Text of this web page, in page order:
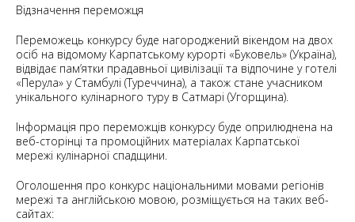
Відзначення переможця
Переможець конкурсу буде нагороджений вікендом на двох
осіб на відомому Карпатському курорті «Буковель» (Україна),
відвідає пам’ятки прадавньої цивілізації та відпочине у готелі
«Перула» у Стамбулі (Туреччина), а також стане учасником
унікального кулінарного туру в Сатмарі (Угорщина).
Інформація про переможців конкурсу буде оприлюднена на
веб-сторінці та промоційних матеріалах Карпатської
мережі кулінарної спадщини.
Оголошення про конкурс національними мовами регіонів
мережі та англійською мовою, розміщується на таких веб-
сайтах: